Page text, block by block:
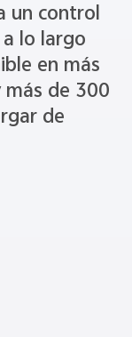
un control
lo largo
en más
más de 300
de